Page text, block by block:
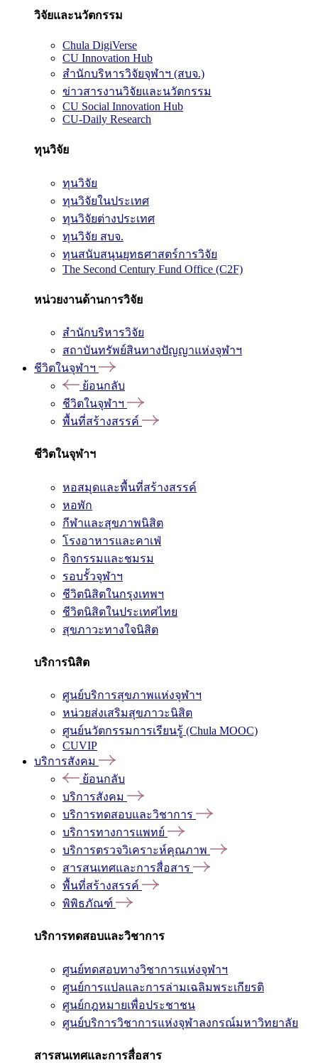
วิจัยและนวัตกรรม
Chula DigiVerse
CU Innovation Hub
สำนักบริหารวิจัยจุฬาฯ (สบจ.)
ข่าวสารงานวิจัยและนวัตกรรม
CU Social Innovation Hub
CU-Daily Research
ทุนวิจัย
ทุนวิจัย
ทุนวิจัยในประเทศ
ทุนวิจัยต่างประเทศ
ทุนวิจัย สบจ.
ทุนสนับสนุนยุทธศาสตร์การวิจัย
The Second Century Fund Office (C2F)
หน่วยงานด้านการวิจัย
สำนักบริหารวิจัย
สถาบันทรัพย์สินทางปัญญาแห่งจุฬาฯ
ชีวิตในจุฬาฯ
ย้อนกลับ
ชีวิตในจุฬาฯ
พื้นที่สร้างสรรค์
ชีวิตในจุฬาฯ
หอสมุดและพื้นที่สร้างสรรค์
หอพัก
กีฬาและสุขภาพนิสิต
โรงอาหารและคาเฟ่
กิจกรรมและชมรม
รอบรั้วจุฬาฯ
ชีวิตนิสิตในกรุงเทพฯ
ชีวิตนิสิตในประเทศไทย
สุขภาวะทางใจนิสิต
บริการนิสิต
ศูนย์บริการสุขภาพแห่งจุฬาฯ
หน่วยส่งเสริมสุขภาวะนิสิต
ศูนย์นวัตกรรมการเรียนรู้ (Chula MOOC)
CUVIP
บริการสังคม
ย้อนกลับ
บริการสังคม
บริการทดสอบและวิชาการ
บริการทางการแพทย์
บริการตรวจวิเคราะห์คุณภาพ
สารสนเทศและการสื่อสาร
พื้นที่สร้างสรรค์
พิพิธภัณฑ์
บริการทดสอบและวิชาการ
ศูนย์ทดสอบทางวิชาการแห่งจุฬาฯ
ศูนย์การแปลและการล่ามเฉลิมพระเกียรติ
ศูนย์กฎหมายเพื่อประชาชน
ศูนย์บริการวิชาการแห่งจุฬาลงกรณ์มหาวิทยาลัย
สารสนเทศและการสื่อสาร